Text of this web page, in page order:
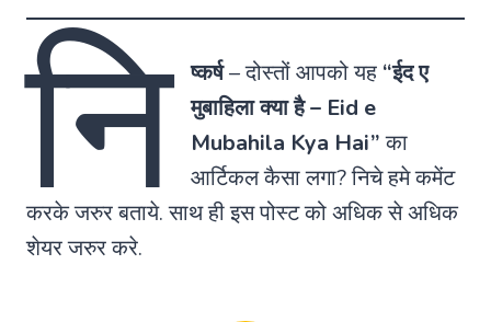
नि ष्कर्ष–दोस्तों आपको यह “ईद ए
मुबाहिला क्या है – Eid e
Mubahila Kya Hai”का
आर्टिकल कैसा लगा? निचे हमे कमेंट
करके जरुर बताये. साथ ही इस पोस्ट को अधिक से अधिक
शेयर जरुर करे.